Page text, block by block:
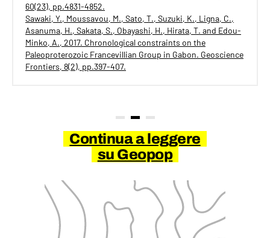
60(23), pp.4831-4852.
Sawaki, Y., Moussavou, M., Sato, T., Suzuki, K., Ligna, C.,
Asanuma, H., Sakata, S., Obayashi, H., Hirata, T. and Edou-
Minko, A., 2017. Chronological constraints on the
Paleoproterozoic Francevillian Group in Gabon. Geoscience
Frontiers, 8(2), pp.397-407.
Continua a leggere
su Geopop